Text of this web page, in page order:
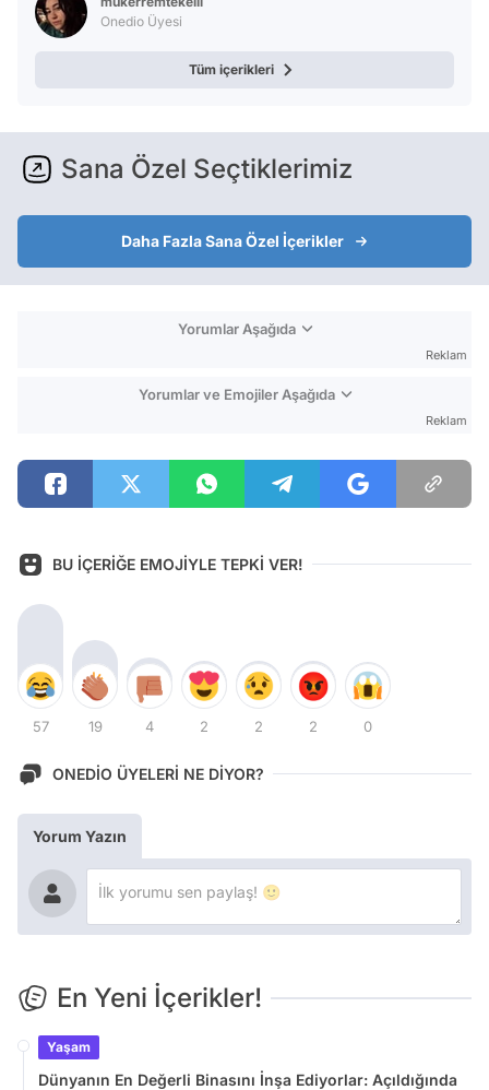
Onedio Üyesi
Tüm içerikleri
Sana Özel Seçtiklerimiz
Daha Fazla Sana Özel İçerikler
Yorumlar Aşağıda
Reklam
Yorumlar ve Emojiler Aşağıda
Reklam
BU İÇERİĞE EMOJİYLE TEPKİ VER!
57 19 4 2 2 2 0
ONEDİO ÜYELERİ NE DİYOR?
Yorum Yazın
En Yeni İçerikler!
Yaşam
Dünyanın En Değerli Binasını İnşa Ediyorlar: Açıldığında